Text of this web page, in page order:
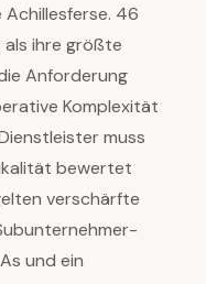
46
ihre größte
Anforderung
Komplexität
muss
bewertet
verschärfte
und ein